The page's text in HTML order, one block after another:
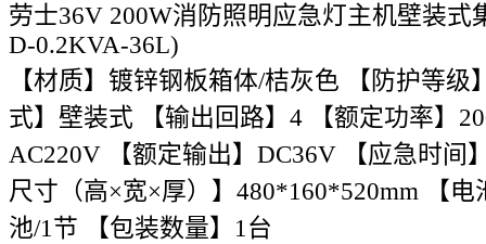
劳士36V 200W消防照明应急灯主机壁装式
D-0.2KVA-36L)
【材质】镀锌钢板箱体/桔灰色 【防护等级
式】壁装式 【输出回路】4 【额定功率】
AC220V 【额定输出】DC36V 【应急时间
尺寸（高×宽×厚）】480*160*520mm 【电
池/1节 【包装数量】1台